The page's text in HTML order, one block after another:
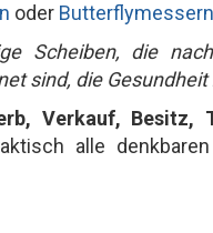
oder Butterflymessern
Scheiben, die
sind, die Gesundheit
Verkauf, Besitz,
alle